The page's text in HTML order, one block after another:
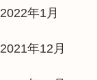
2022年1月
2021年12月